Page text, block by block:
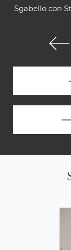
Sgabello con